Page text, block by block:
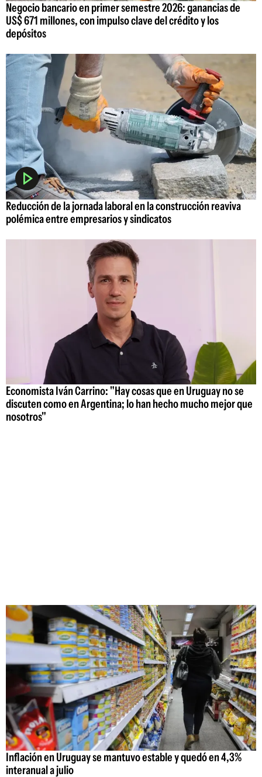
Negocio bancario en primer semestre 2026: ganancias de
US$ 671 millones, con impulso clave del crédito y los
depósitos
Reducción de la jornada laboral en la construcción reaviva
polémica entre empresarios y sindicatos
Economista Iván Carrino: "Hay cosas que en Uruguay no se
discuten como en Argentina; lo han hecho mucho mejor que
nosotros"
Inflación en Uruguay se mantuvo estable y quedó en 4,3%
interanual a julio